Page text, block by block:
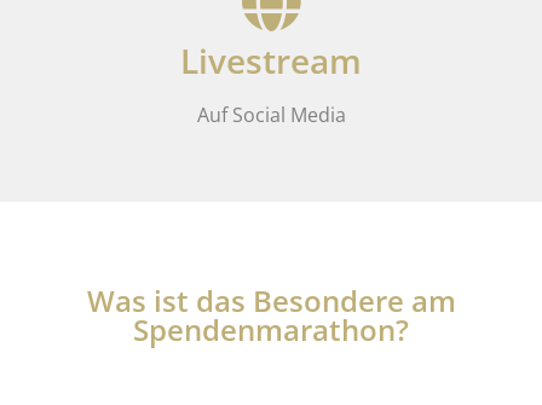
Livestream
Auf Social Media
Was ist das Besondere am
Spendenmarathon?